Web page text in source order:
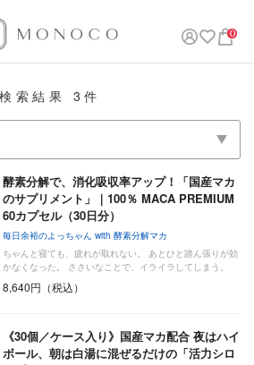
0
索結果 3件
酵素分解で、消化吸収率アップ！「国産マカ
のサプリメント」｜100％ MACA PREMIUM
60カプセル（30日分）
毎日余裕のよっちゃん with 酵素分解マカ
ちゃんと寝ても、疲れが取れない。 あとひと踏ん張りが効
かなくなった。 ささいなことで、イライラしてしまう。
8,640円（税込）
《30個／ケース入り》国産マカ配合 夜はハイ
ボール、朝は白湯に混ぜるだけの「活力シロ